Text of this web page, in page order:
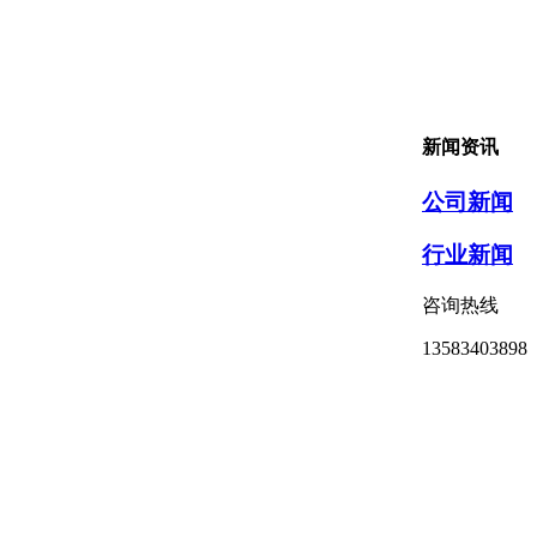
新闻资讯
公司新闻
行业新闻
咨询热线
13583403898